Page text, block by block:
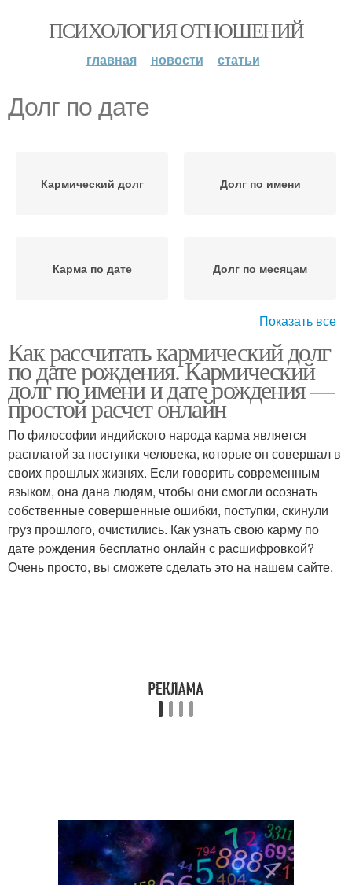
ПСИХОЛОГИЯ ОТНОШЕНИЙ
главная новости статьи
Долг по дате
Кармический долг Долг по имени
Карма по дате Долг по месяцам
Задача по дате Задачи по дате
Женщина по дате Отношения по датам
Расчеты по дате Код по дате
Показать все
Как рассчитать кармический долг
по дате рождения. Кармический
долг по имени и дате рождения —
простой расчет онлайн
По философии индийского народа карма является
расплатой за поступки человека, которые он совершал в
своих прошлых жизнях. Если говорить современным
языком, она дана людям, чтобы они смогли осознать
собственные совершенные ошибки, поступки, скинули
груз прошлого, очистились. Как узнать свою карму по
дате рождения бесплатно онлайн с расшифровкой?
Очень просто, вы сможете сделать это на нашем сайте.